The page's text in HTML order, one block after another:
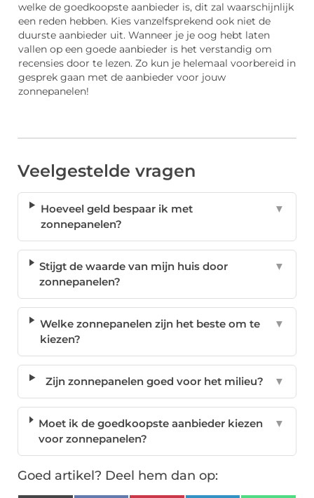
welke de goedkoopste aanbieder is, dit zal waarschijnlijk
een reden hebben. Kies vanzelfsprekend ook niet de
duurste aanbieder uit. Wanneer je je oog hebt laten
vallen op een goede aanbieder is het verstandig om
recensies door te lezen. Zo kun je helemaal voorbereid in
gesprek gaan met de aanbieder voor jouw
zonnepanelen!
Veelgestelde vragen
Hoeveel geld bespaar ik met
zonnepanelen?
▼
Stijgt de waarde van mijn huis door
zonnepanelen?
▼
Welke zonnepanelen zijn het beste om te
kiezen?
▼
Zijn zonnepanelen goed voor het milieu? ▼
Moet ik de goedkoopste aanbieder kiezen
voor zonnepanelen?
▼
Goed artikel? Deel hem dan op: